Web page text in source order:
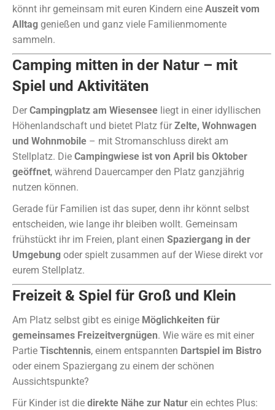
könnt ihr gemeinsam mit euren Kindern eine Auszeit vom
Alltag genießen und ganz viele Familienmomente
sammeln.
Camping mitten in der Natur – mit
Spiel und Aktivitäten
Der Campingplatz am Wiesensee liegt in einer idyllischen
Höhenlandschaft und bietet Platz für Zelte, Wohnwagen
und Wohnmobile – mit Stromanschluss direkt am
Stellplatz. Die Campingwiese ist von April bis Oktober
geöffnet, während Dauercamper den Platz ganzjährig
nutzen können.
Gerade für Familien ist das super, denn ihr könnt selbst
entscheiden, wie lange ihr bleiben wollt. Gemeinsam
frühstückt ihr im Freien, plant einen Spaziergang in der
Umgebung oder spielt zusammen auf der Wiese direkt vor
eurem Stellplatz.
Freizeit & Spiel für Groß und Klein
Am Platz selbst gibt es einige Möglichkeiten für
gemeinsames Freizeitvergnügen. Wie wäre es mit einer
Partie Tischtennis, einem entspannten Dartspiel im Bistro
oder einem Spaziergang zu einem der schönen
Aussichtspunkte?
Für Kinder ist die direkte Nähe zur Natur ein echtes Plus: